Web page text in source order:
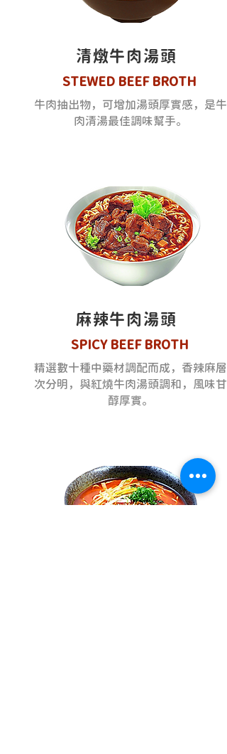
清燉牛肉湯頭
STEWED BEEF BROTH
牛肉抽出物，可增加湯頭厚實感，是牛
肉清湯最佳調味幫手。
麻辣牛肉湯頭
SPICY BEEF BROTH
精選數十種中藥材調配而成，香辣麻層
次分明，與紅燒牛肉湯頭調和，風味甘
醇厚實。